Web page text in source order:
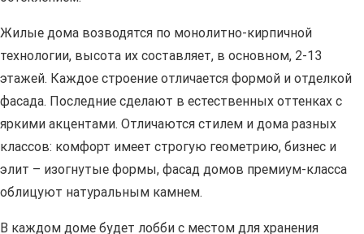
Жилые дома возводятся по монолитно-кирпичной
технологии, высота их составляет, в основном, 2-13
этажей. Каждое строение отличается формой и отделкой
фасада. Последние сделают в естественных оттенках с
яркими акцентами. Отличаются стилем и дома разных
классов: комфорт имеет строгую геометрию, бизнес и
элит – изогнутые формы, фасад домов премиум-класса
облицуют натуральным камнем.
В каждом доме будет лобби с местом для хранения